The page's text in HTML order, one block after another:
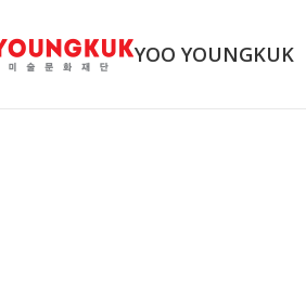
YOO YOUNGKUK